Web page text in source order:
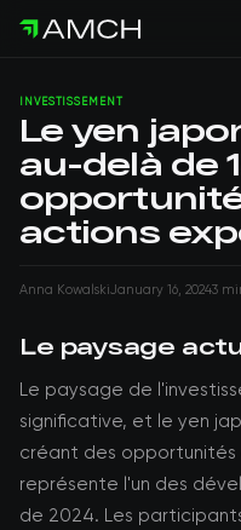
INVESTISSEMENT
Le yen
au-delà de
actions
Anna KowalskiJanuary 16, 20243
Le paysage
Le paysage de
significative, et le yen
créant des
représente l'un des
de 2024. Les